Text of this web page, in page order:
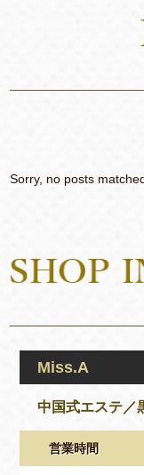
Sorry, no posts
Miss.A
中国式エステ／
営業時間